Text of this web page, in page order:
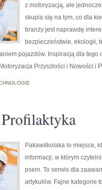
z motoryzacją, ale
skupia się na tym, co dla
branży jest naprawdę
bezpieczeństwie, ekologii,
pojazdów. Inspiracją dla
Przyszłości i Nowości i
Pakawilkolaka to miejsce,
informacji, w którym
psem. To serwis dla
artykułów. Fajne kategorie